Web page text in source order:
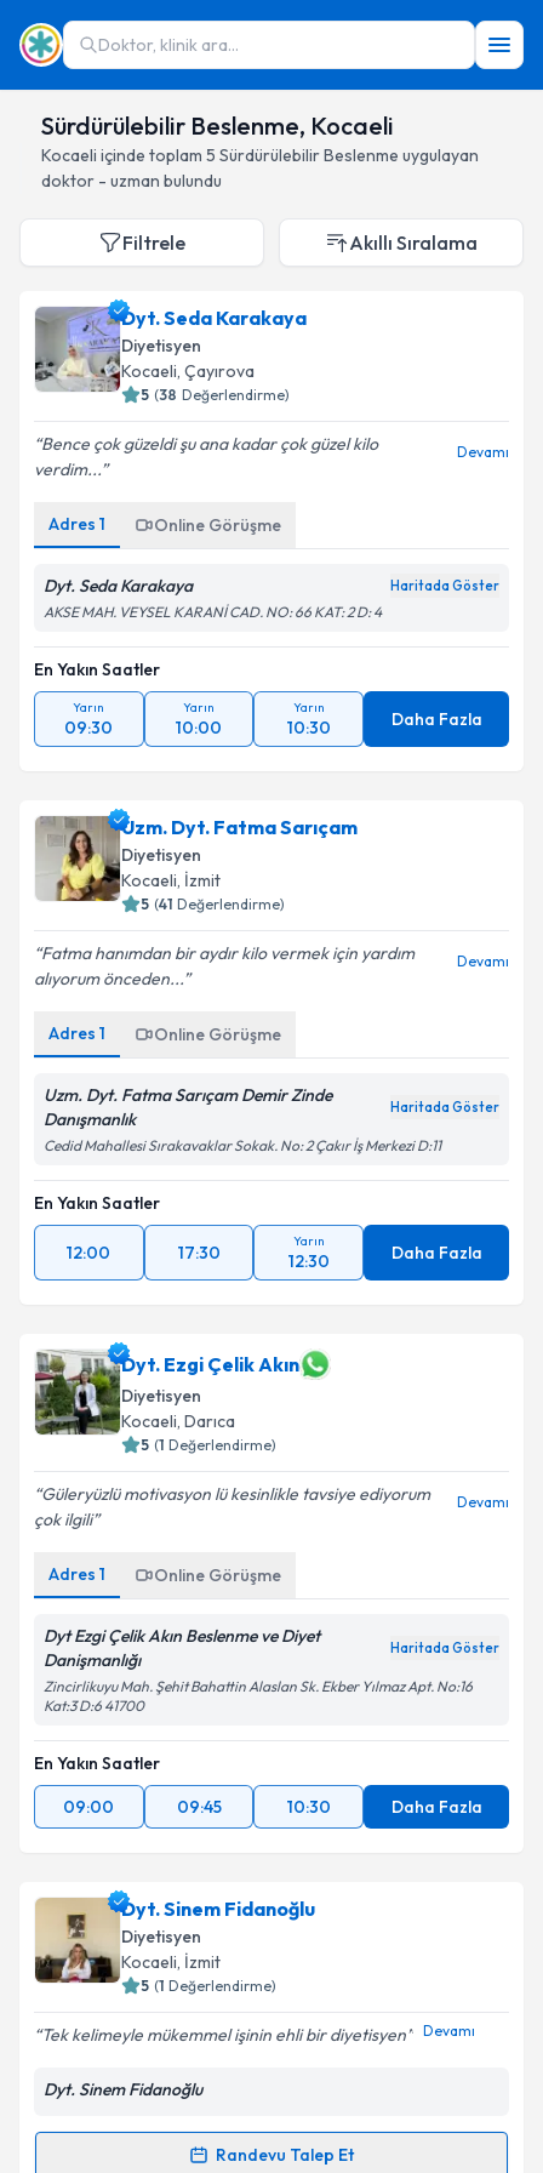
Doktor, klinik ara...
Sürdürülebilir Beslenme, Kocaeli
Kocaeli içinde toplam 5 Sürdürülebilir Beslenme uygulayan
doktor - uzman bulundu
Filtrele Akıllı Sıralama
Dyt. Seda Karakaya
Diyetisyen
Kocaeli, Çayırova
5 (38 Değerlendirme)
Bence çok güzeldi şu ana kadar çok güzel kilo
verdim...
Devamı
Adres 1 Online Görüşme
Dyt. Seda Karakaya Haritada Göster
AKSE MAH. VEYSEL KARANİ CAD. NO: 66 KAT: 2 D: 4
En Yakın Saatler
Yarın
09:30
Yarın
10:00
Yarın
10:30 Daha Fazla
Uzm. Dyt. Fatma Sarıçam
Diyetisyen
Kocaeli, İzmit
5 (41 Değerlendirme)
Fatma hanımdan bir aydır kilo vermek için yardım
alıyorum önceden...
Devamı
Adres 1 Online Görüşme
Uzm. Dyt. Fatma Sarıçam Demir Zinde
Danışmanlık
Haritada Göster
Cedid Mahallesi Sırakavaklar Sokak. No: 2 Çakır İş Merkezi D:11
En Yakın Saatler
12:00 17:30
Yarın
12:30 Daha Fazla
Dyt. Ezgi Çelik Akın
Diyetisyen
Kocaeli, Darıca
5 (1 Değerlendirme)
Güleryüzlü motivasyon lü kesinlikle tavsiye ediyorum
çok ilgili
Devamı
Adres 1 Online Görüşme
Dyt Ezgi Çelik Akın Beslenme ve Diyet
Danişmanlığı
Haritada Göster
Zincirlikuyu Mah. Şehit Bahattin Alaslan Sk. Ekber Yılmaz Apt. No:16
Kat:3 D:6 41700
En Yakın Saatler
09:00
09:45 10:30 Daha Fazla
Dyt. Sinem Fidanoğlu
Diyetisyen
Kocaeli, İzmit
5 (1 Değerlendirme)
Tek kelimeyle mükemmel işinin ehli bir diyetisyen Devamı
Dyt. Sinem Fidanoğlu
Randevu Talep Et